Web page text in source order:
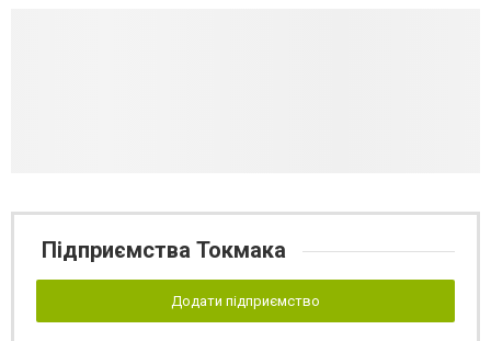
Підприємства Токмака
Додати підприємство